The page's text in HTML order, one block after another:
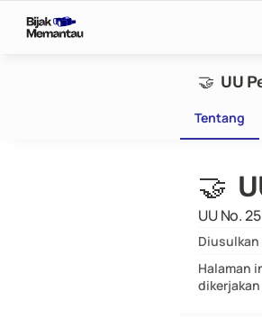
🤝  UU
Tentang
🤝
UU No.
Diusulkan
Halaman